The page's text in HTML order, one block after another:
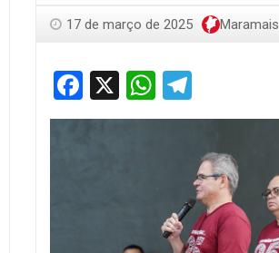
17 de março de 2025 Maramais
Facebook
X WhatsApp